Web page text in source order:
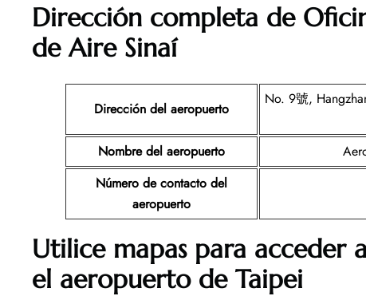
Dirección completa de
de Aire Sinaí
Dirección del aeropuerto
No. 9號,
Nombre del aeropuerto
Número de contacto del
aeropuerto
Utilice mapas para acceder
el aeropuerto de Taipei